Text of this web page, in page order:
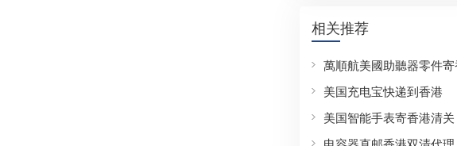
相关推荐
萬順航美國助聽器零件
美国充电宝快递到香港
美国智能手表寄香港清关